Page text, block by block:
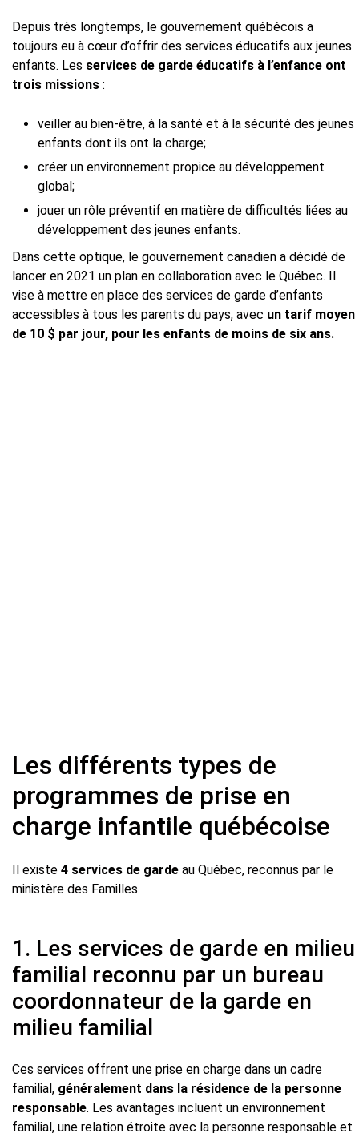
Depuis très longtemps, le gouvernement québécois a
toujours eu à cœur d’offrir des services éducatifs aux jeunes
enfants. Les services de garde éducatifs à l’enfance ont
trois missions :
veiller au bien-être, à la santé et à la sécurité des jeunes
enfants dont ils ont la charge;
créer un environnement propice au développement
global;
jouer un rôle préventif en matière de difficultés liées au
développement des jeunes enfants.
Dans cette optique, le gouvernement canadien a décidé de
lancer en 2021 un plan en collaboration avec le Québec. Il
vise à mettre en place des services de garde d’enfants
accessibles à tous les parents du pays, avec un tarif moyen
de 10 $ par jour, pour les enfants de moins de six ans.
Les différents types de
programmes de prise en
charge infantile québécoise
Il existe 4 services de garde au Québec, reconnus par le
ministère des Familles.
1. Les services de garde en milieu
familial reconnu par un bureau
coordonnateur de la garde en
milieu familial
Ces services offrent une prise en charge dans un cadre
familial, généralement dans la résidence de la personne
responsable. Les avantages incluent un environnement
familial, une relation étroite avec la personne responsable et